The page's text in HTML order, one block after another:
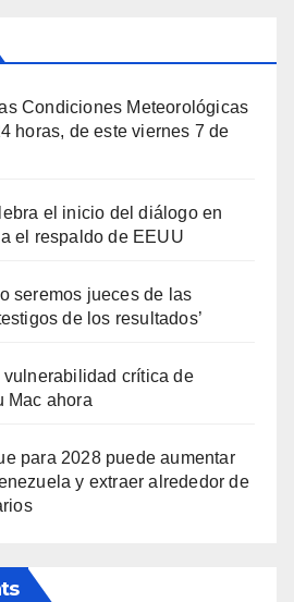
Condiciones Meteorológicas
horas, de este viernes 7 de
el inicio del diálogo en
el respaldo de EEUU
seremos jueces de las
de los resultados’
crítica de
Mac ahora
para 2028 puede aumentar
y extraer alrededor de